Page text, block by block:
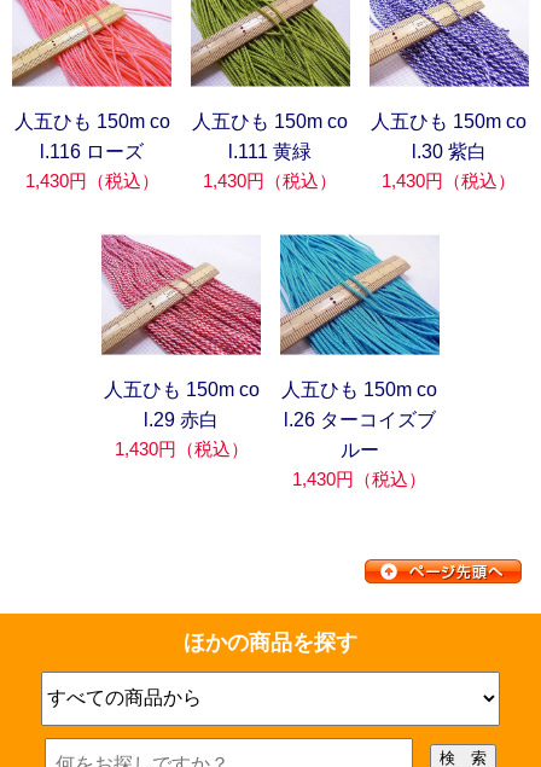
人五ひも 150m co
l.116 ローズ
1,430円（税込）
人五ひも 150m co
l.111 黄緑
1,430円（税込）
人五ひも 150m co
l.30 紫白
1,430円（税込）
人五ひも 150m co
l.29 赤白
1,430円（税込）
人五ひも 150m co
l.26 ターコイズブ
ルー
1,430円（税込）
ほかの商品を探す